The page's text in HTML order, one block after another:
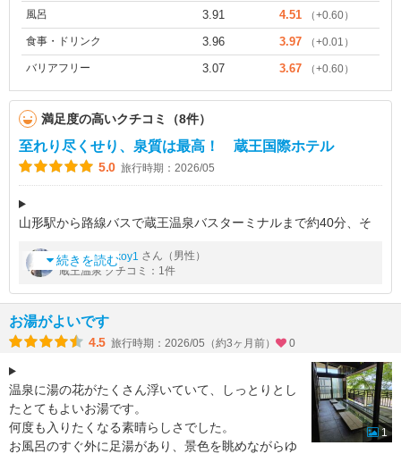
風呂 3.91 4.51 （+0.60）
食事・ドリンク 3.96 3.97 （+0.01）
バリアフリー 3.07 3.67 （+0.60）
満足度の高いクチコミ（8件）
至れり尽くせり、泉質は最高！ 蔵王国際ホテル
5.0 旅行時期：2026/05
山形駅から路線バスで蔵王温泉バスターミナルまで約40分、そ
たので重い荷物を引いて行ったのを後悔しました。
後で知ったことですが、ホテルに連絡
続きを読む
byyamaotokoy1 さん（男性）
蔵王温泉 クチコミ：1件
お湯がよいです
4.5 旅行時期：2026/05（約3ヶ月前） 0
温泉に湯の花がたくさん浮いていて、しっとりとし
たとてもよいお湯です。
何度も入りたくなる素晴らしさでした。
お風呂のすぐ外に足湯があり、景色を眺めながらゆ
1